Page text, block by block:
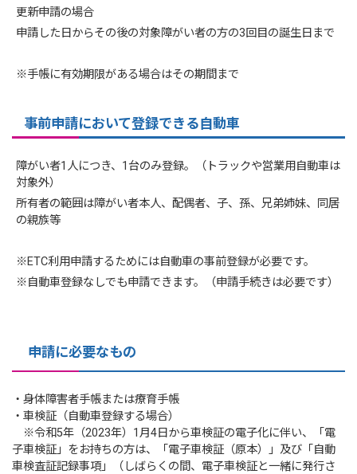
更新申請の場合
申請した日からその後の対象障がい者の方の3回目の誕生日まで
※手帳に有効期限がある場合はその期間まで
事前申請において登録できる自動車
障がい者1人につき、1台のみ登録。（トラックや営業用自動車は
対象外）
所有者の範囲は障がい者本人、配偶者、子、孫、兄弟姉妹、同居
の親族等
※ETC利用申請するためには自動車の事前登録が必要です。
※自動車登録なしでも申請できます。（申請手続きは必要です）
申請に必要なもの
・身体障害者手帳または療育手帳
・車検証（自動車登録する場合）
※令和5年（2023年）1月4日から車検証の電子化に伴い、「電
子車検証」をお持ちの方は、「電子車検証（原本）」及び「自動
車検査証記録事項」（しばらくの間、電子車検証と一緒に発行さ